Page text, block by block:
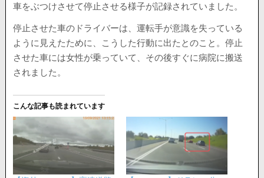
車をぶつけさせて停止させる様子が記録されていました。
停止させた車のドライバーは、運転手が意識を失っている
ように見えたために、こうした行動に出たとのこと。停止
させた車には女性が乗っていて、その後すぐに病院に搬送
されました。
こんな記事も読まれています